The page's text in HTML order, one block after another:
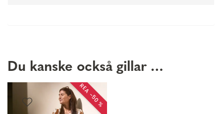
Du kanske också gillar …
REA −50 %